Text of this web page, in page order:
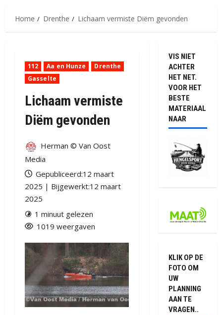
Home Drenthe Lichaam vermiste Diëm gevonden
112 Aa en Hunze
Drenthe
Gasselte
Lichaam vermiste
Diëm gevonden
Herman © Van Oost
Media
Gepubliceerd:12 maart
2025 | Bijgewerkt:12 maart
2025
1 minuut gelezen
1019 weergaven
VIS NIET
ACHTER
HET NET.
VOOR HET
BESTE
MATERIAAL
NAAR
KLIK OP DE
FOTO OM
UW
PLANNING
AAN TE
VRAGEN..